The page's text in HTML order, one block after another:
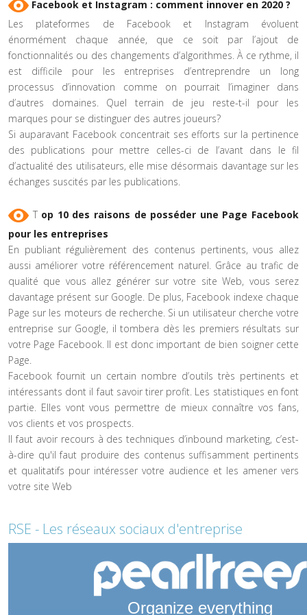
Facebook et Instagram : comment innover en 2020 ?
Les plateformes de Facebook et Instagram évoluent
énormément chaque année, que ce soit par l’ajout de
fonctionnalités ou des changements d’algorithmes. À ce rythme, il
est difficile pour les entreprises d’entreprendre un long
processus d’innovation comme on pourrait l’imaginer dans
d’autres domaines. Quel terrain de jeu reste-t-il pour les
marques pour se distinguer des autres joueurs?
Si auparavant Facebook concentrait ses efforts sur la pertinence
des publications pour mettre celles-ci de l’avant dans le fil
d’actualité des utilisateurs, elle mise désormais davantage sur les
échanges suscités par les publications.
T op 10 des raisons de posséder une Page Facebook
pour les entreprises
En publiant régulièrement des contenus pertinents, vous allez
aussi améliorer votre référencement naturel. Grâce au trafic de
qualité que vous allez générer sur votre site Web, vous serez
davantage présent sur Google. De plus, Facebook indexe chaque
Page sur les moteurs de recherche. Si un utilisateur cherche votre
entreprise sur Google, il tombera dès les premiers résultats sur
votre Page Facebook. Il est donc important de bien soigner cette
Page.
Facebook fournit un certain nombre d’outils très pertinents et
intéressants dont il faut savoir tirer profit. Les statistiques en font
partie. Elles vont vous permettre de mieux connaître vos fans,
vos clients et vos prospects.
Il faut avoir recours à des techniques d’inbound marketing, c’est-
à-dire qu'il faut produire des contenus suffisamment pertinents
et qualitatifs pour intéresser votre audience et les amener vers
votre site Web
RSE - Les réseaux sociaux d'entreprise